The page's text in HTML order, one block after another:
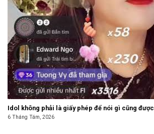
Idol không phải là giấy phép để nói gì cũng được
6 Tháng Tám, 2026